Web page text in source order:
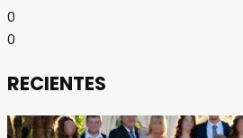
0
0
RECIENTES